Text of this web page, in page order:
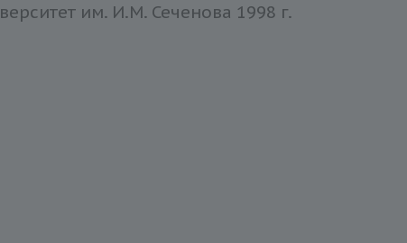
им. И.М. Сеченова 1998 г.